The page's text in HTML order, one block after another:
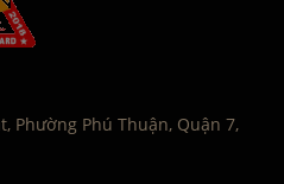
Phường Phú Thuận, Quận 7,